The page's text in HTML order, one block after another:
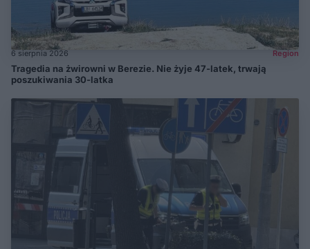
6 sierpnia 2026 Region
Tragedia na żwirowni w Berezie. Nie żyje 47-latek, trwają
poszukiwania 30-latka